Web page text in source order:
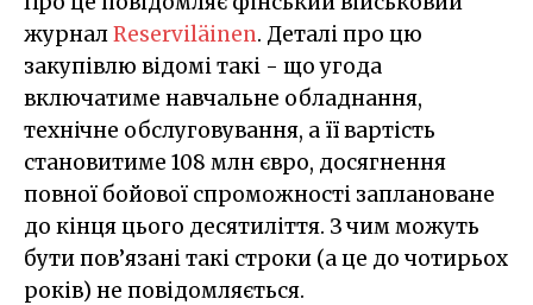
журналReserviläinen. Деталі про цю
закупівлю відомі такі - що угода
включатиме навчальне обладнання,
технічне обслуговування, а її вартість
становитиме 108 млн євро, досягнення
повної бойової спроможності заплановане
до кінця цього десятиліття. З чим можуть
бути пов’язані такі строки (а це до чотирьох
років) не повідомляється.